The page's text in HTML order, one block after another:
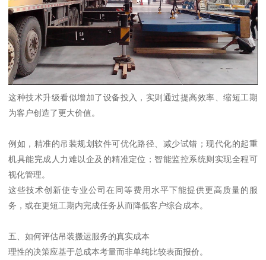
这种技术升级看似增加了设备投入，实则通过提高效率、缩短工期
为客户创造了更大价值。
例如，精准的吊装规划软件可优化路径、减少试错；现代化的起重
机具能完成人力难以企及的精准定位；智能监控系统则实现全程可
视化管理。
这些技术创新使专业公司在同等费用水平下能提供更高质量的服
务，或在更短工期内完成任务从而降低客户综合成本。
五、如何评估吊装搬运服务的真实成本
理性的决策应基于总成本考量而非单纯比较表面报价。